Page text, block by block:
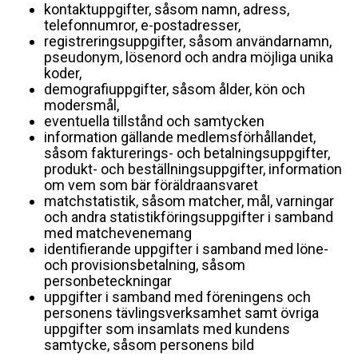
kontaktuppgifter, såsom namn, adress,
telefonnumror, e-postadresser,
registreringsuppgifter, såsom användarnamn,
pseudonym, lösenord och andra möjliga unika
koder,
demografiuppgifter, såsom ålder, kön och
modersmål,
eventuella tillstånd och samtycken
information gällande medlemsförhållandet,
såsom fakturerings- och betalningsuppgifter,
produkt- och beställningsuppgifter, information
om vem som bär föräldraansvaret
matchstatistik, såsom matcher, mål, varningar
och andra statistikföringsuppgifter i samband
med matchevenemang
identifierande uppgifter i samband med löne-
och provisionsbetalning, såsom
personbeteckningar
uppgifter i samband med föreningens och
personens tävlingsverksamhet samt övriga
uppgifter som insamlats med kundens
samtycke, såsom personens bild